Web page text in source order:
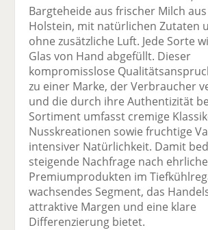
Bargteheide aus frischer Milch
Holstein, mit natürlichen Zutaten
ohne zusätzliche Luft. Jede Sorte
Glas von Hand abgefüllt. Dieser
kompromisslose
zu einer Marke, der Verbraucher
und die durch ihre Authentizität
Sortiment umfasst cremige
Nusskreationen sowie fruchtige
intensiver Natürlichkeit. Damit
steigende Nachfrage nach
Premiumprodukten im
wachsendes Segment, das
attraktive Margen und eine klare
Differenzierung bietet.